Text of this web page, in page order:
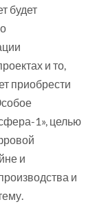
будет
и то,
приобрести
1», целью
и
и